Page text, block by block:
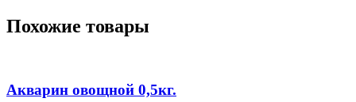
Похожие товары
Акварин овощной 0,5кг.